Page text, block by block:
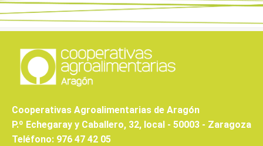
Cooperativas Agroalimentarias de Aragón
P.º Echegaray y Caballero, 32, local - 50003 - Zaragoza
Teléfono: 976 47 42 05